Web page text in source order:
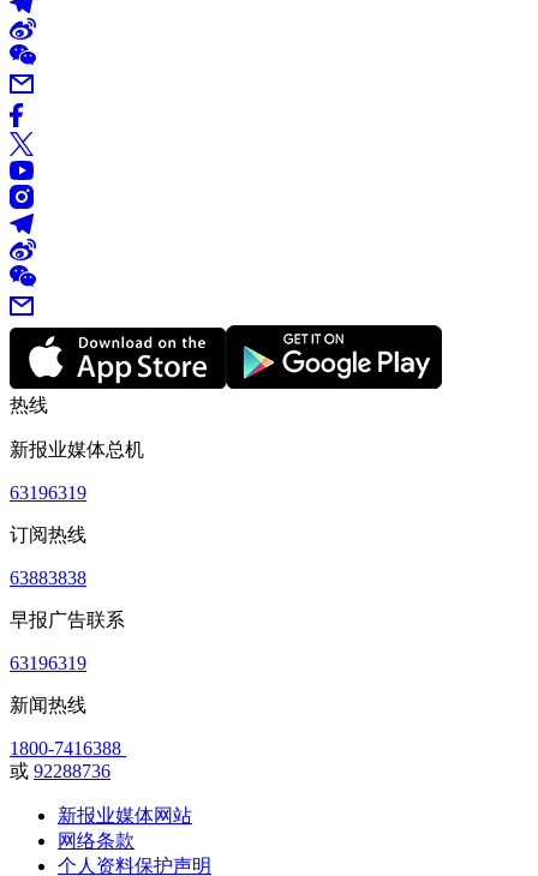
热线
新报业媒体总机
63196319
订阅热线
63883838
早报广告联系
63196319
新闻热线
1800-7416388
或 92288736
新报业媒体网站
网络条款
个人资料保护声明